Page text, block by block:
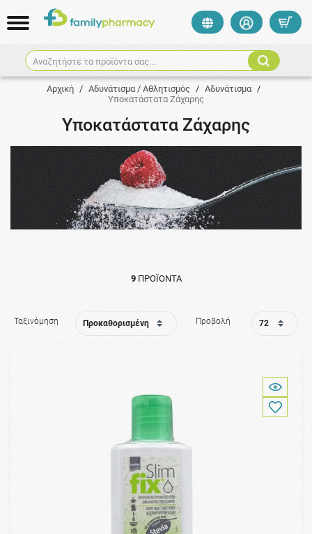
Αναζητήστε τα προϊόντα σας...
Αρχική / Αδυνάτισμα / Αθλητισμός / Αδυνάτισμα /
Υποκατάστατα Ζάχαρης
Υποκατάστατα Ζάχαρης
9ΠΡΟΪΌΝΤΑ
Ταξινόμηση Προβολή